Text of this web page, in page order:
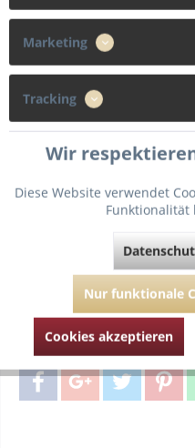
Größe
Cup
E
Merken Fragen
Artikel-Nr.:
Marketing
Tracking
Wir
Diese Website verwendet
Funktionalität
Nur funktionale
Cookies akzeptieren